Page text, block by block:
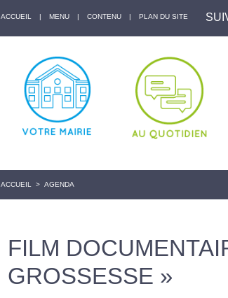
ACCUEIL | MENU | CONTENU | PLAN DU SITE
ACCUEIL > AGENDA
FILM
GROSSESSE »